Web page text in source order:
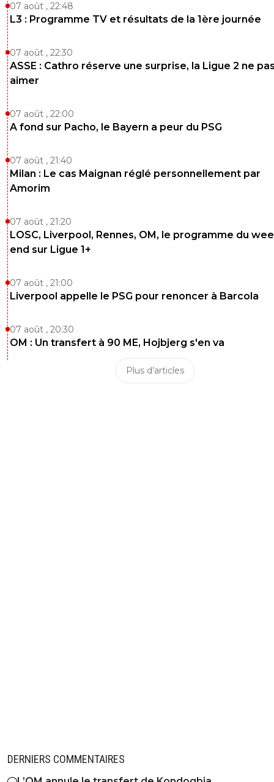
07 août , 22:48
L3 : Programme TV et résultats de la 1ère journée
07 août , 22:30
ASSE : Cathro réserve une surprise, la Ligue 2 ne
aimer
07 août , 22:00
A fond sur Pacho, le Bayern a peur du PSG
07 août , 21:40
Milan : Le cas Maignan réglé personnellement par
Amorim
07 août , 21:20
LOSC, Liverpool, Rennes, OM, le programme du
end sur Ligue 1+
07 août , 21:00
Liverpool appelle le PSG pour renoncer à Barcola
07 août , 20:30
OM : Un transfert à 90 ME, Hojbjerg s'en va
Plus d'articles
DERNIERS COMMENTAIRES